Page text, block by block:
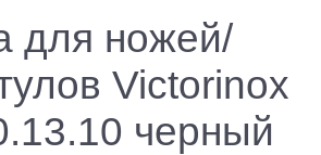
для ножей/
Victorinox
черный